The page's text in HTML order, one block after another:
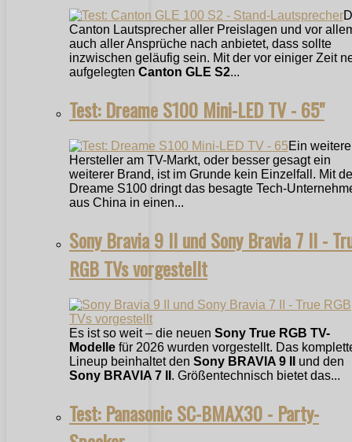
Canton Lautsprecher aller Preislagen und vor
auch aller Ansprüche nach anbietet, dass sollte
inzwischen geläufig sein. Mit der vor einiger Zeit
aufgelegten Canton GLE S2...
Test: Dreame S100 Mini-LED TV - 65"
Ein
Hersteller am TV-Markt, oder besser gesagt ein
weiterer Brand, ist im Grunde kein Einzelfall. Mit
Dreame S100 dringt das besagte Tech-
aus China in einen...
Sony Bravia 9 II und Sony Bravia 7 II -
RGB TVs vorgestellt
Es ist so weit – die neuen Sony True RGB TV-
Modelle für 2026 wurden vorgestellt. Das
Lineup beinhaltet den Sony BRAVIA 9 II
und den
Sony BRAVIA 7 II . Größentechnisch bietet das...
Test: Panasonic SC-BMAX30 - Party-